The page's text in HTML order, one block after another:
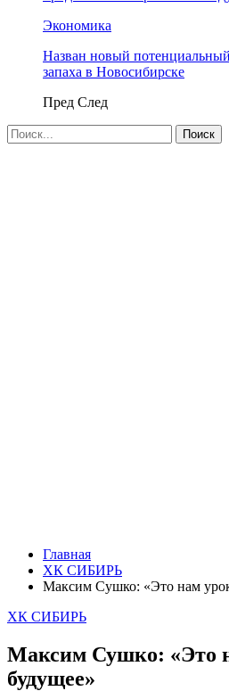
Экономика
Назван новый
запаха в Новосибирске
Пред След
Главная
ХК СИБИРЬ
Максим Сушко: «Это нам
ХК СИБИРЬ
Максим Сушко: «Это
будущее»